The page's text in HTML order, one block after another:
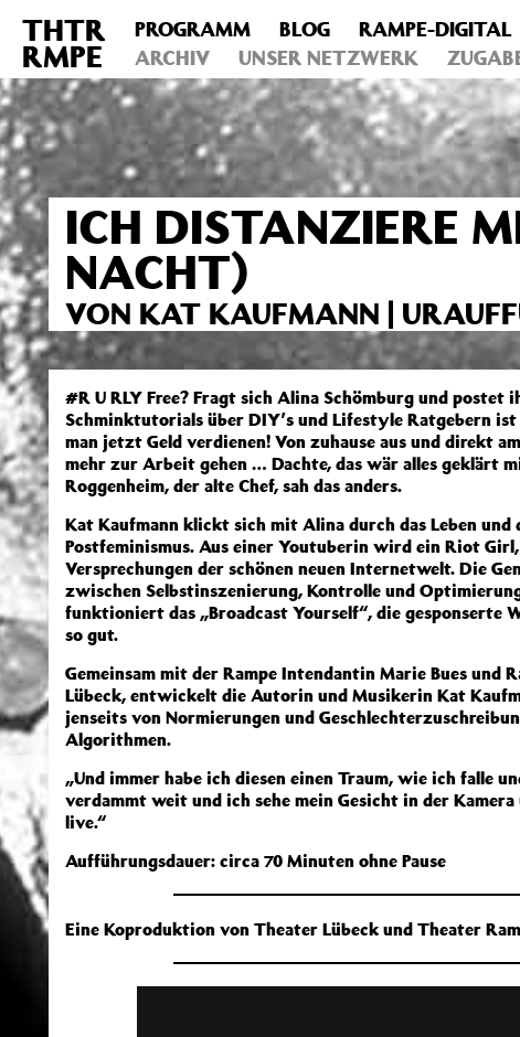
Deprecated : Die Funktion post_permalink ist seit Version 4.4.0
includes/functions.phpon line6031
THTR
RMPE
PROGRAMM BLOG RAMPE-DIGITAL
ARCHIV
UNSER NETZWERK
ICH DISTANZIERE
NACHT)
VON KAT KAUFMANN |
#R U RLY Free? Fragt sich Alina Schömburg und postet
Schminktutorials über DIY’s und Lifestyle Ratgebern ist
man jetzt Geld verdienen! Von zuhause aus und direkt
mehr zur Arbeit gehen … Dachte, das wär alles geklärt
Roggenheim, der alte Chef, sah das anders.
Kat Kaufmann klickt sich mit Alina durch das Leben und
Postfeminismus. Aus einer Youtuberin wird ein Riot
Versprechungen der schönen neuen Internetwelt. Die
zwischen Selbstinszenierung, Kontrolle und
funktioniert das „Broadcast Yourself“, die gesponserte
so gut.
Gemeinsam mit der Rampe Intendantin Marie Bues und
Lübeck, entwickelt die Autorin und Musikerin Kat
jenseits von Normierungen und
Algorithmen.
„Und immer habe ich diesen einen Traum, wie ich falle
verdammt weit und ich sehe mein Gesicht in der
live.“
Aufführungsdauer: circa 70 Minuten ohne Pause
Eine Koproduktion von Theater Lübeck und Theater